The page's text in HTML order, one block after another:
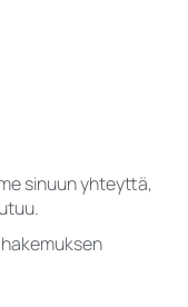
sinuun yhteyttä,